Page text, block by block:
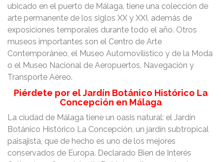
ubicado en el puerto de Málaga, tiene una colección de
arte permanente de los siglos XX y XXI, además de
exposiciones temporales durante todo el año. Otros
museos importantes son el Centro de Arte
Contemporáneo, el Museo Automovilístico y de la Moda
o el Museo Nacional de Aeropuertos, Navegación y
Transporte Aéreo.
Piérdete por el Jardín Botánico Histórico La
Concepción en Málaga
La ciudad de Málaga tiene un oasis natural: el Jardín
Botánico Histórico La Concepción, un jardín subtropical
paisajista, que de hecho es uno de los mejores
conservados de Europa. Declarado Bien de Interés